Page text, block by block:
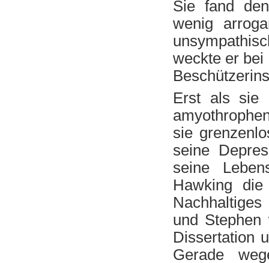
Sie fand
wenig
weckte er bei
Erst als sie
sie
seine
seine
Hawking
und
Dissertation
Gerade